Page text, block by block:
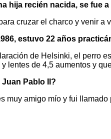
hija recién nacida, se fue
cruzar el charco y venir
estuvo 22 años
de Helsinki, el perro
lentes de 4,5 aumentos y
Pablo II?
muy amigo mío y fui